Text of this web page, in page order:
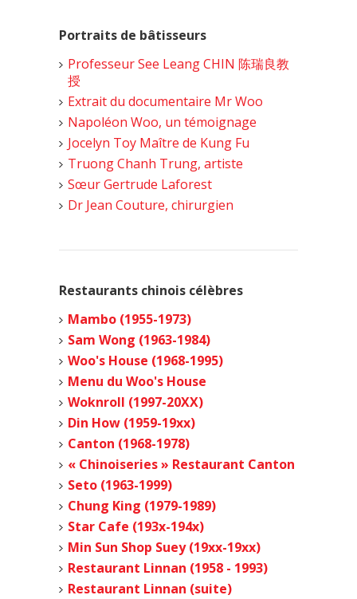
Portraits de bâtisseurs
Professeur See Leang CHIN 陈瑞良教
授
Extrait du documentaire Mr Woo
Napoléon Woo, un témoignage
Jocelyn Toy Maître de Kung Fu
Truong Chanh Trung, artiste
Sœur Gertrude Laforest
Dr Jean Couture, chirurgien
Restaurants chinois célèbres
Mambo (1955-1973)
Sam Wong (1963-1984)
Woo's House (1968-1995)
Menu du Woo's House
Woknroll (1997-20XX)
Din How (1959-19xx)
Canton (1968-1978)
« Chinoiseries » Restaurant Canton
Seto (1963-1999)
Chung King (1979-1989)
Star Cafe (193x-194x)
Min Sun Shop Suey (19xx-19xx)
Restaurant Linnan (1958 - 1993)
Restaurant Linnan (suite)